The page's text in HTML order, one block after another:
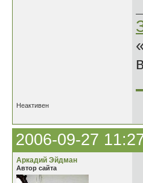
Неактивен
2006-09-27
Аркадий Эйдман
Автор сайта